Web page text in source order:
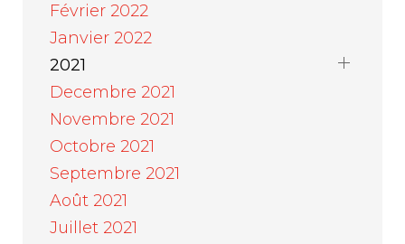
Février 2022
Janvier 2022
2021
Decembre 2021
Novembre 2021
Octobre 2021
Septembre 2021
Août 2021
Juillet 2021